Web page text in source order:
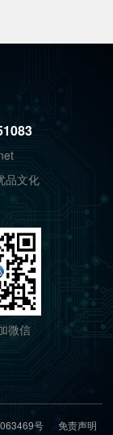
品文化
微信
号 免责声明